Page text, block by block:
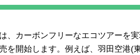
、カーボンフリーなエコツアーを
を開始します。例えば、羽田空港(